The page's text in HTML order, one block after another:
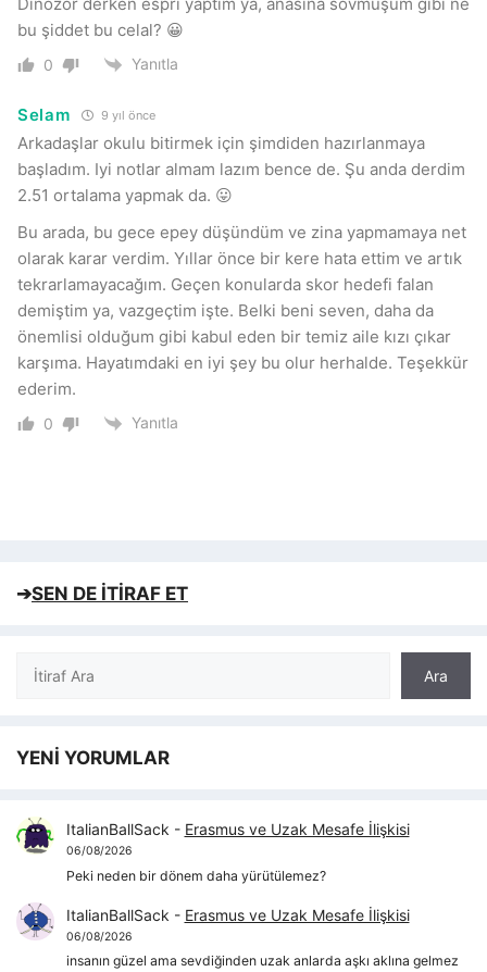
bu şiddet bu celal? 😀
0 Yanıtla
Selam 9 yıl önce
Arkadaşlar okulu bitirmek için şimdiden hazırlanmaya
başladım. Iyi notlar almam lazım bence de. Şu anda derdim
2.51 ortalama yapmak da. 😛
Bu arada, bu gece epey düşündüm ve zina yapmamaya net
olarak karar verdim. Yıllar önce bir kere hata ettim ve artık
tekrarlamayacağım. Geçen konularda skor hedefi falan
demiştim ya, vazgeçtim işte. Belki beni seven, daha da
önemlisi olduğum gibi kabul eden bir temiz aile kızı çıkar
karşıma. Hayatımdaki en iyi şey bu olur herhalde. Teşekkür
ederim.
0 Yanıtla
➔SEN DE İTİRAF ET
Ara
Ara
YENİ YORUMLAR
ItalianBallSack - Erasmus ve Uzak Mesafe İlişkisi
06/08/2026
Peki neden bir dönem daha yürütülemez?
ItalianBallSack - Erasmus ve Uzak Mesafe İlişkisi
06/08/2026
insanın güzel ama sevdiğinden uzak anlarda aşkı aklına gelmez